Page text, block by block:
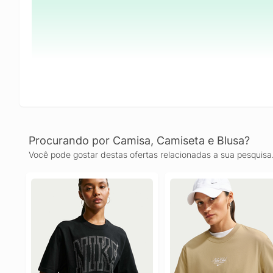
Procurando por Camisa, Camiseta e Blusa?
Você pode gostar destas ofertas relacionadas a sua